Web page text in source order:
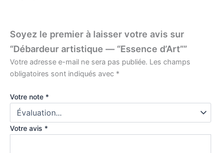
Soyez le premier à laisser votre avis sur
“Débardeur artistique — “Essence d’Art””
Votre adresse e-mail ne sera pas publiée. Les champs
obligatoires sont indiqués avec *
Votre note *
Votre avis *